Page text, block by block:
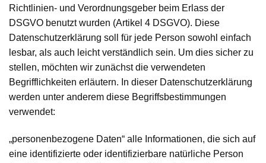
Richtlinien- und Verordnungsgeber beim Erlass der
DSGVO benutzt wurden (Artikel 4 DSGVO). Diese
Datenschutzerklärung soll für jede Person sowohl einfach
lesbar, als auch leicht verständlich sein. Um dies sicher zu
stellen, möchten wir zunächst die verwendeten
Begrifflichkeiten erläutern. In dieser Datenschutzerklärung
werden unter anderem diese Begriffsbestimmungen
verwendet:
„personenbezogene Daten“ alle Informationen, die sich auf
eine identifizierte oder identifizierbare natürliche Person